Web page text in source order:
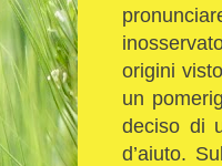
origini
un
deciso di
d’aiuto.